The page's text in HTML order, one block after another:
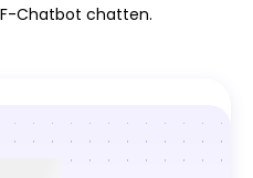
Chatbot chatten.